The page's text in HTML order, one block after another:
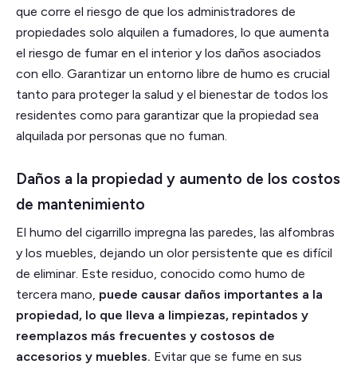
que corre el riesgo de que los administradores de
propiedades solo alquilen a fumadores, lo que aumenta
el riesgo de fumar en el interior y los daños asociados
con ello. Garantizar un entorno libre de humo es crucial
tanto para proteger la salud y el bienestar de todos los
residentes como para garantizar que la propiedad sea
alquilada por personas que no fuman.
Daños a la propiedad y aumento de los costos
de mantenimiento
El humo del cigarrillo impregna las paredes, las alfombras
y los muebles, dejando un olor persistente que es difícil
de eliminar. Este residuo, conocido como humo de
tercera mano, puede causar daños importantes a la
propiedad, lo que lleva a limpiezas, repintados y
reemplazos más frecuentes y costosos de
accesorios y muebles. Evitar que se fume en sus